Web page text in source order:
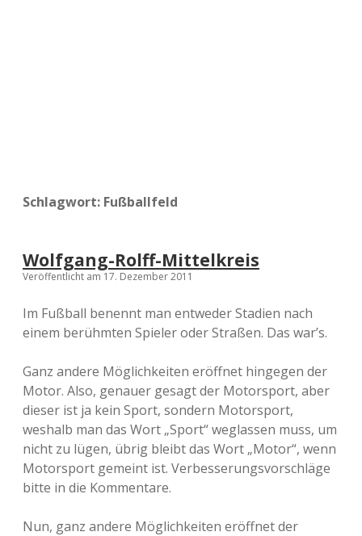
Schlagwort: Fußballfeld
Wolfgang-Rolff-Mittelkreis
Veröffentlicht am 17. Dezember 2011
Im Fußball benennt man entweder Stadien nach
einem berühmten Spieler oder Straßen. Das war’s.
Ganz andere Möglichkeiten eröffnet hingegen der
Motor. Also, genauer gesagt der Motorsport, aber
dieser ist ja kein Sport, sondern Motorsport,
weshalb man das Wort „Sport“ weglassen muss, um
nicht zu lügen, übrig bleibt das Wort „Motor“, wenn
Motorsport gemeint ist. Verbesserungsvorschläge
bitte in die Kommentare.
Nun, ganz andere Möglichkeiten eröffnet der